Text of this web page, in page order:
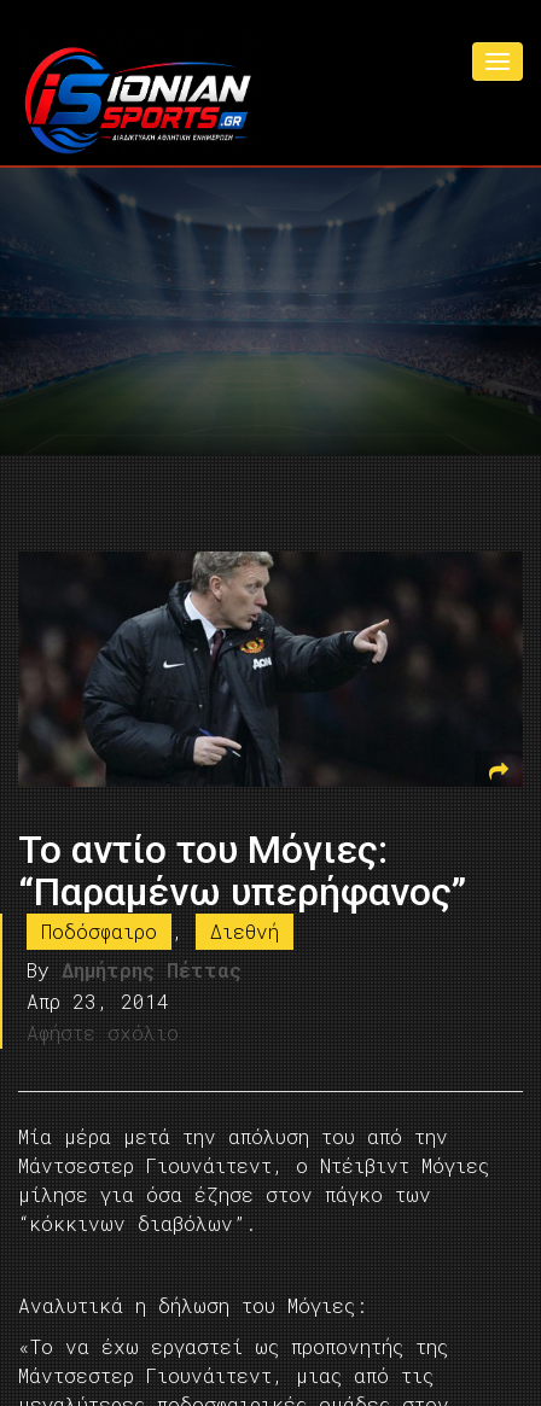
Το αντίο του Μόγιες:
“Παραμένω υπερήφανος”
Ποδόσφαιρο ,
Διεθνή
By Δημήτρης Πέττας
Απρ 23, 2014
Αφήστε σχόλιο
Μία μέρα μετά την απόλυση του από την
Μάντσεστερ Γιουνάιτεντ, ο Ντέιβιντ Μόγιες
μίλησε για όσα έζησε στον πάγκο των
“κόκκινων διαβόλων”.
Αναλυτικά η δήλωση του Μόγιες:
«Το να έχω εργαστεί ως προπονητής της
Μάντσεστερ Γιουνάιτεντ, μιας από τις